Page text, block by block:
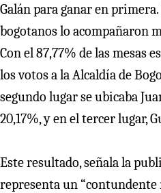
Galán para ganar en
bogotanos lo acompañaron
Con el 87,77% de las mesas
los votos a la Alcaldía de
segundo lugar se ubicaba
20,17%, y en el tercer lugar,
Este resultado, señala la
representa un “contundente